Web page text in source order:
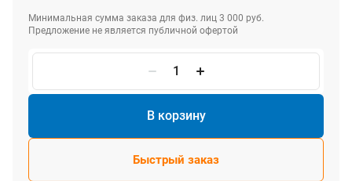
Минимальная сумма заказа для физ. лиц 3 000 руб.
Предложение не является публичной офертой
В корзину
Быстрый заказ